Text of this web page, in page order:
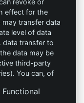
effect for the
transfer data
level of data
data transfer to
data may be
third-party
You can, of
Functional